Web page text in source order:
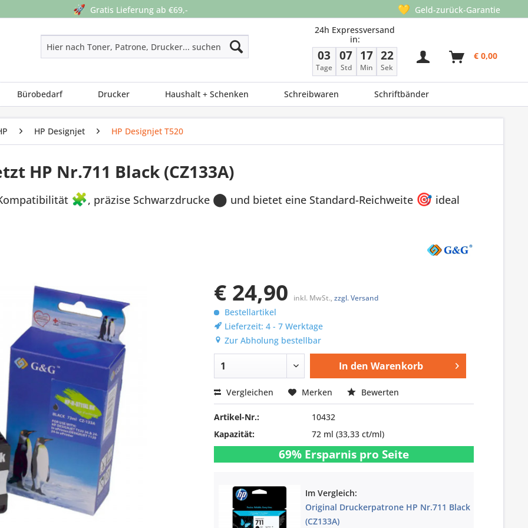
🚀 Gratis Lieferung ab €69,- 💛 Geld-zurück-Garantie
24h Expressversand
in:
03
Tage
07
Std
17
Min
21
Sek
€ 0,00
Bürobedarf Drucker Haushalt + Schenken Schreibwaren Schriftbänder
HP Designjet HP Designjet T520
HP Nr.711 Black (CZ133A)
🧩, präzise Schwarzdrucke ⬤ und bietet eine Standard-Reichweite 🎯 ideal
€ 24,90 inkl. MwSt.,zzgl. Versand
Bestellartikel
Lieferzeit: 4 - 7 Werktage
Zur Abholung bestellbar
In den Warenkorb
Vergleichen Merken Bewerten
Artikel-Nr.:
10432
Kapazität:
72 ml(33,33 ct/ml)
69% Ersparnis pro Seite
Im Vergleich:
Original Druckerpatrone HP Nr.711 Black
(CZ133A)